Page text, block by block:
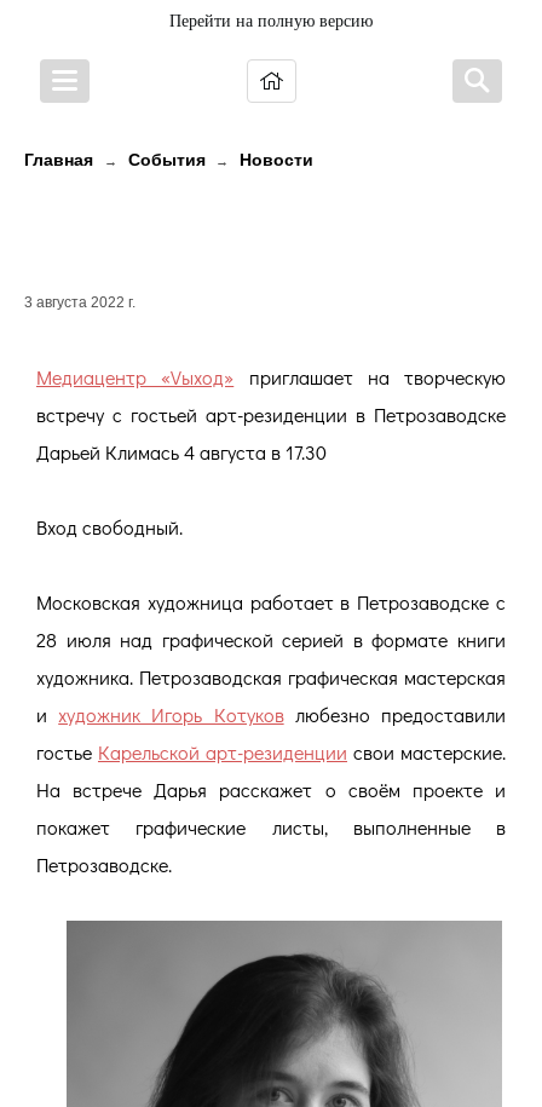
Перейти на полную версию
Главная → События → Новости
3 августа 2022 г.
Медиацентр «Vыход» приглашает на творческую
встречу с гостьей арт-резиденции в Петрозаводске
Дарьей Климась 4 августа в 17.30
Вход свободный.
Московская художница работает в Петрозаводске с
28 июля над графической серией в формате книги
художника. Петрозаводская графическая мастерская
и художник Игорь Котуковлюбезно предоставили
гостье Карельской арт-резиденции свои мастерские.
На встрече Дарья расскажет о своём проекте и
покажет графические листы, выполненные в
Петрозаводске.